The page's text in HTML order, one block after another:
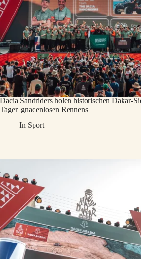
Dacia Sandriders holen historischen Dakar-
Tagen gnadenlosen Rennens
In Sport